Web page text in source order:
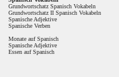
Grundwortschatz Spanisch Vokabeln
Grundwortschatz II Spanisch Vokabeln
Spanische Adjektive
Spanische Verben
Monate auf Spanisch
Spanische Adjektive
Essen auf Spanisch